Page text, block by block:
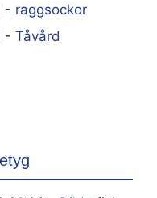
- raggsockor
- Tåvård